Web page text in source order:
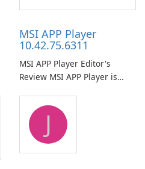
MSI APP Player
10.42.75.6311
MSI APP Player Editor's
Review MSI APP Player is
emulator built atop the
BlueStacks engine and tuned
for MSI hardware.
J